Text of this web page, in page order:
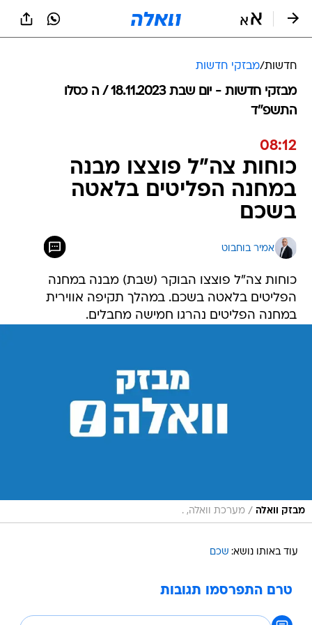
חדשות/מבזקי חדשות
מבזקי חדשות - יום שבת 18.11.2023 / ה כסלו
התשפ"ד
08:12
כוחות צה"ל פוצצו מבנה
במחנה הפליטים בלאטה
בשכם
אמיר בוחבוט
כוחות צה"ל פוצצו הבוקר (שבת) מבנה במחנה
הפליטים בלאטה בשכם. במהלך תקיפה אווירית
במחנה הפליטים נהרגו חמישה מחבלים.
מבזק וואלה / מערכת וואלה, .
עוד באותו נושא: שכם
טרם התפרסמו תגובות